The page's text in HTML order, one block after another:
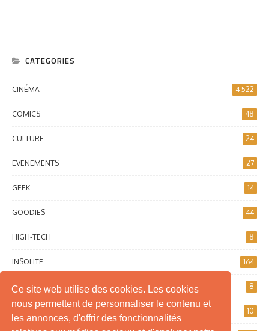
Ce site web utilise des cookies. Les cookies
nous permettent de personnaliser le contenu et
les annonces, d'offrir des fonctionnalités
CATEGORIES
CINÉMA 4 522
COMICS 48
CULTURE 24
EVENEMENTS 27
GEEK 14
GOODIES 44
HIGH-TECH 8
INSOLITE 164
INTERNET 8
JEUX DE SOCIÉTÉ 10